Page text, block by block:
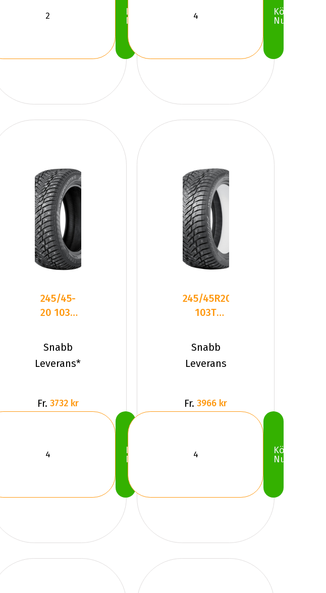
Köp
Nu
Köp
Nu
245/45-
20 103T
HKPL 10
Snabb
Leverans*
Fr. 3732 kr
Köp
Nu
245/45R20
103T
HKPL 10
Snabb
Leverans
Fr. 3966 kr
Köp
Nu